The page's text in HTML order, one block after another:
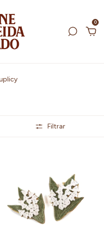
0
Filtrar